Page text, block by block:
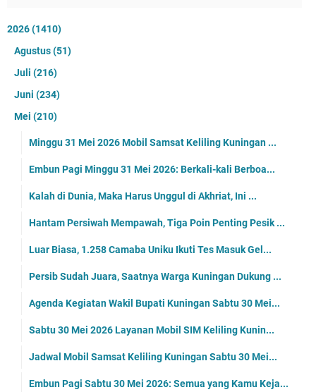
2026(1410)
Agustus(51)
Juli (216)
Juni (234)
Mei (210)
Minggu 31 Mei 2026 Mobil Samsat Keliling Kuningan ...
Embun Pagi Minggu 31 Mei 2026: Berkali-kali Berboa...
Kalah di Dunia, Maka Harus Unggul di Akhriat, Ini ...
Hantam Persiwah Mempawah, Tiga Poin Penting Pesik ...
Luar Biasa, 1.258 Camaba Uniku Ikuti Tes Masuk Gel...
Persib Sudah Juara, Saatnya Warga Kuningan Dukung ...
Agenda Kegiatan Wakil Bupati Kuningan Sabtu 30 Mei...
Sabtu 30 Mei 2026 Layanan Mobil SIM Keliling Kunin...
Jadwal Mobil Samsat Keliling Kuningan Sabtu 30 Mei...
Embun Pagi Sabtu 30 Mei 2026: Semua yang Kamu Keja...